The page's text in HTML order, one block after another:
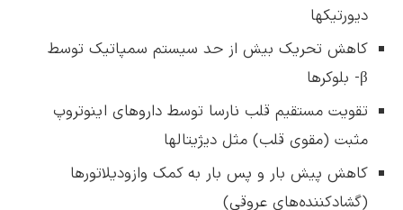
دیورتیکها
کاهش تحریک بیش از حد سیستم سمپاتیک توسط
β- بلوکرها
تقویت مستقیم قلب نارسا توسط داروهای اینوتروپ
مثبت (مقوی قلب) مثل دیژیتالها
کاهش پیش بار و پس بار به کمک وازودیلاتورها
(گشادکننده‌های عروقی)